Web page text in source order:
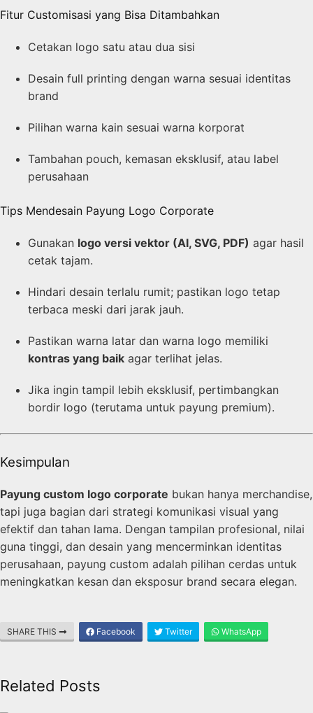
Fitur Customisasi yang Bisa Ditambahkan
Cetakan logo satu atau dua sisi
Desain full printing dengan warna sesuai identitas
brand
Pilihan warna kain sesuai warna korporat
Tambahan pouch, kemasan eksklusif, atau label
perusahaan
Tips Mendesain Payung Logo Corporate
Gunakan logo versi vektor (AI, SVG, PDF) agar hasil
cetak tajam.
Hindari desain terlalu rumit; pastikan logo tetap
terbaca meski dari jarak jauh.
Pastikan warna latar dan warna logo memiliki
kontras yang baik agar terlihat jelas.
Jika ingin tampil lebih eksklusif, pertimbangkan
bordir logo (terutama untuk payung premium).
Kesimpulan
Payung custom logo corporate bukan hanya merchandise,
tapi juga bagian dari strategi komunikasi visual yang
efektif dan tahan lama. Dengan tampilan profesional, nilai
guna tinggi, dan desain yang mencerminkan identitas
perusahaan, payung custom adalah pilihan cerdas untuk
meningkatkan kesan dan eksposur brand secara elegan.
SHARE THIS Facebook Twitter WhatsApp
Related Posts